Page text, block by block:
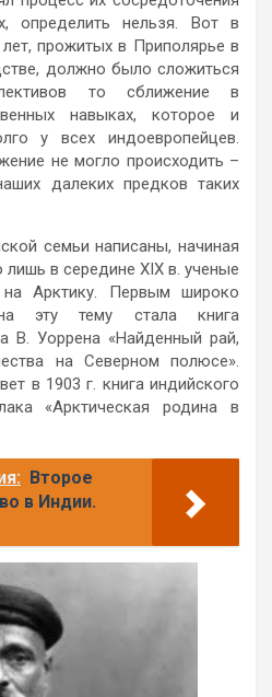
определить нельзя. Вот в
прожитых в Приполярье в
должно было сложиться
то сближение в
навыках, которое и
у всех индоевропейцев.
не могло происходить –
далеких предков таких
семьи написаны, начиная
в середине XIX в. ученые
Арктику. Первым широко
эту тему стала книга
В. Уоррена «Найденный рай,
на Северном полюсе».
в 1903 г. книга индийского
«Арктическая родина в
Второе
в Индии.